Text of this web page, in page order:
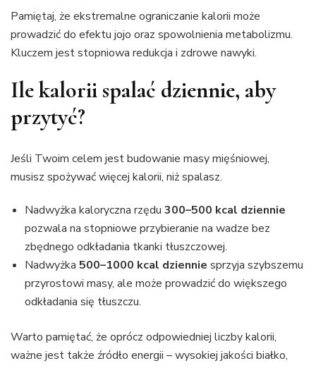
Pamiętaj, że ekstremalne ograniczanie kalorii może
prowadzić do efektu jojo oraz spowolnienia metabolizmu.
Kluczem jest stopniowa redukcja i zdrowe nawyki.
Ile kalorii spalać dziennie, aby
przytyć?
Jeśli Twoim celem jest budowanie masy mięśniowej,
musisz spożywać więcej kalorii, niż spalasz.
Nadwyżka kaloryczna rzędu 300–500 kcal dziennie
pozwala na stopniowe przybieranie na wadze bez
zbędnego odkładania tkanki tłuszczowej.
Nadwyżka 500–1000 kcal dziennie sprzyja szybszemu
przyrostowi masy, ale może prowadzić do większego
odkładania się tłuszczu.
Warto pamiętać, że oprócz odpowiedniej liczby kalorii,
ważne jest także źródło energii – wysokiej jakości białko,